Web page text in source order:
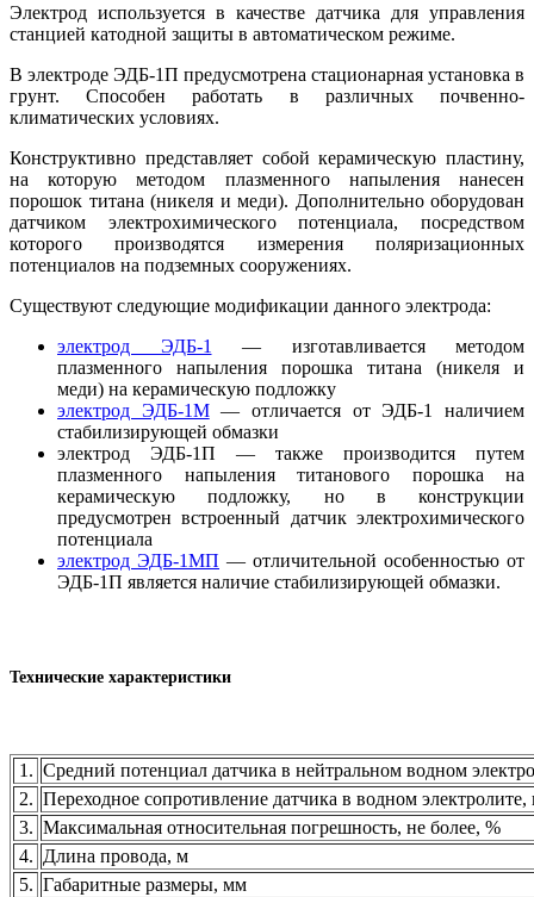
Электрод используется в качестве датчика для управления
станцией катодной защиты в автоматическом режиме.
В электроде ЭДБ-1П предусмотрена стационарная установка в
грунт. Способен работать в различных почвенно-
климатических условиях.
Конструктивно представляет собой керамическую пластину,
на которую методом плазменного напыления нанесен
порошок титана (никеля и меди). Дополнительно оборудован
датчиком электрохимического потенциала, посредством
которого производятся измерения поляризационных
потенциалов на подземных сооружениях.
Существуют следующие модификации данного электрода:
электрод ЭДБ-1
— изготавливается методом
плазменного напыления порошка титана (никеля и
меди) на керамическую подложку
электрод ЭДБ-1М— отличается от ЭДБ-1 наличием
стабилизирующей обмазки
электрод ЭДБ-1П — также производится путем
плазменного напыления титанового порошка на
керамическую подложку, но в конструкции
предусмотрен встроенный датчик электрохимического
потенциала
электрод ЭДБ-1МП — отличительной особенностью от
ЭДБ-1П является наличие стабилизирующей обмазки.
Технические характеристики
1. Средний потенциал датчика в нейтральном водном
2. Переходное сопротивление датчика в водном
3. Максимальная относительная погрешность, не более, %
4. Длина провода, м
5. Габаритные размеры, мм